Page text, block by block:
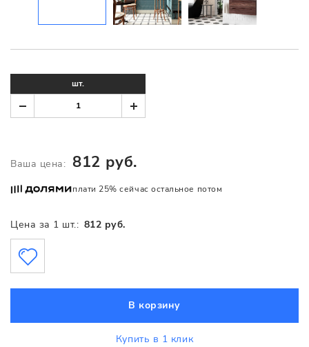
Цена за 1 шт.: 812 руб.
шт.
Ваша цена: 812 руб.
плати 25% сейчас остальное потом
В корзину
Купить в 1 клик